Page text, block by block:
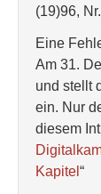
(19)96,
Eine
Am 31.
und stellt
ein. Nur
diesem
Kapitel “